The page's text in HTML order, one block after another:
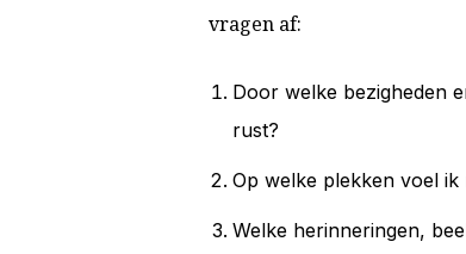
vragen af:
Door welke bezigheden
rust?
Op welke plekken voel ik
Welke herinneringen,